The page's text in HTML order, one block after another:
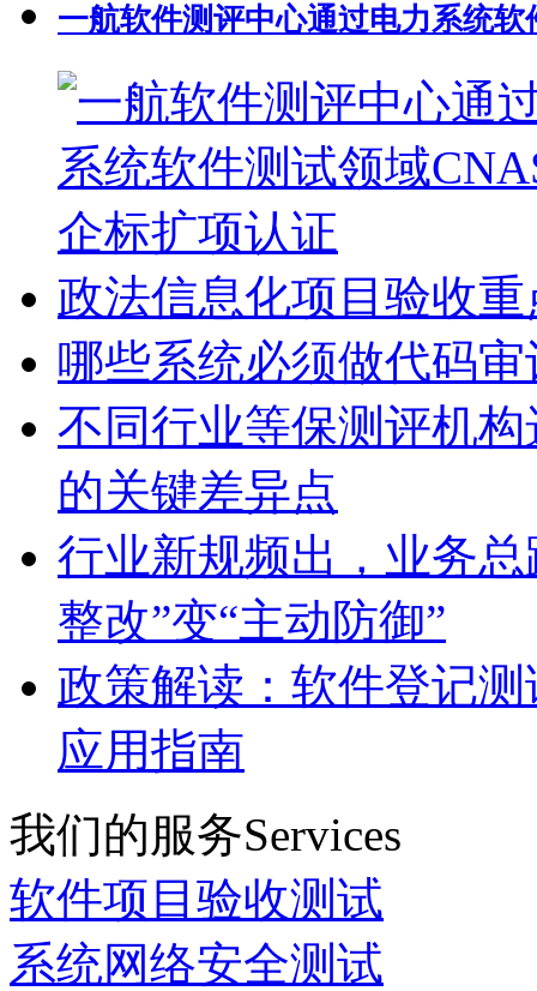
一航软件测评中心通过电力系统
政法信息化项目验收
哪些系统必须做代码
不同行业等保测评机
的关键差异点
行业新规频出，业务
整改”变“主动防御”
政策解读：软件登记
应用指南
我们的服务Services
软件项目验收测试
系统网络安全测试